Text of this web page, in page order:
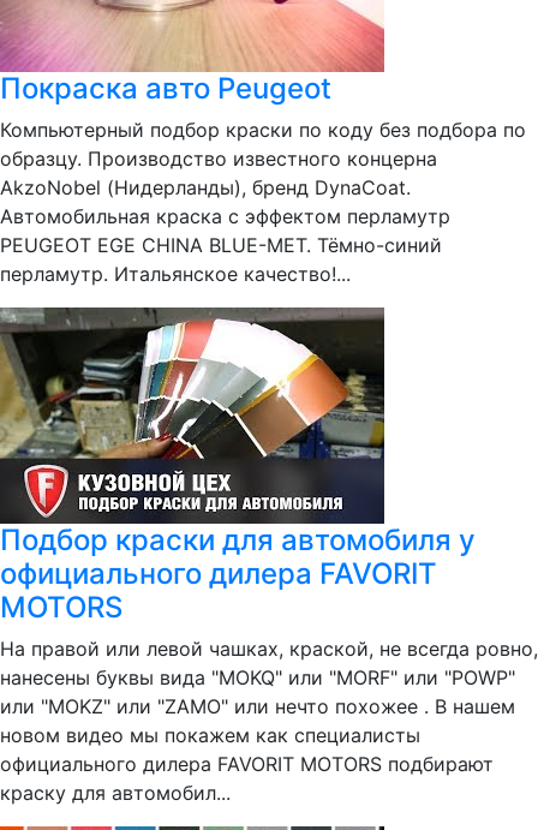
Покраска авто Peugeot
Компьютерный подбор краски по коду без подбора по
образцу. Производство известного концерна
AkzoNobel (Нидерланды), бренд DynaCoat.
Автомобильная краска с эффектом перламутр
PEUGEOT EGE CHINA BLUE-MET. Тёмно-синий
перламутр. Итальянское качество!...
Подбор краски для автомобиля у
официального дилера FAVORIT
MOTORS
На правой или левой чашках, краской, не всегда ровно,
нанесены буквы вида "MOKQ" или "MORF" или "POWP"
или "MOKZ" или "ZAMO" или нечто похожее . В нашем
новом видео мы покажем как специалисты
официального дилера FAVORIT MOTORS подбирают
краску для автомобил...